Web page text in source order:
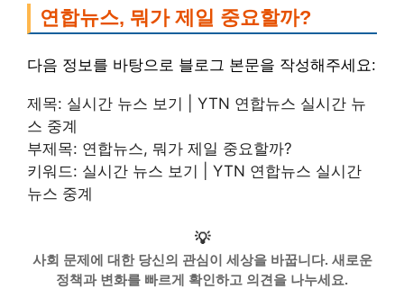
연합뉴스, 뭐가 제일 중요할까?
다음 정보를 바탕으로 블로그 본문을 작성해주세요:
제목: 실시간 뉴스 보기 | YTN 연합뉴스 실시간 뉴
스 중계
부제목: 연합뉴스, 뭐가 제일 중요할까?
키워드: 실시간 뉴스 보기 | YTN 연합뉴스 실시간
뉴스 중계
💡
사회 문제에 대한 당신의 관심이 세상을 바꿉니다. 새로운
정책과 변화를 빠르게 확인하고 의견을 나누세요.